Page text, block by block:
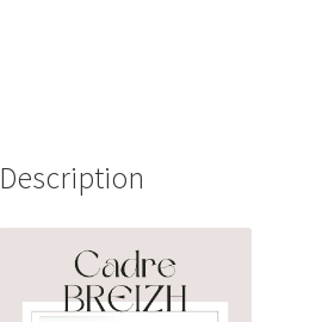
Description